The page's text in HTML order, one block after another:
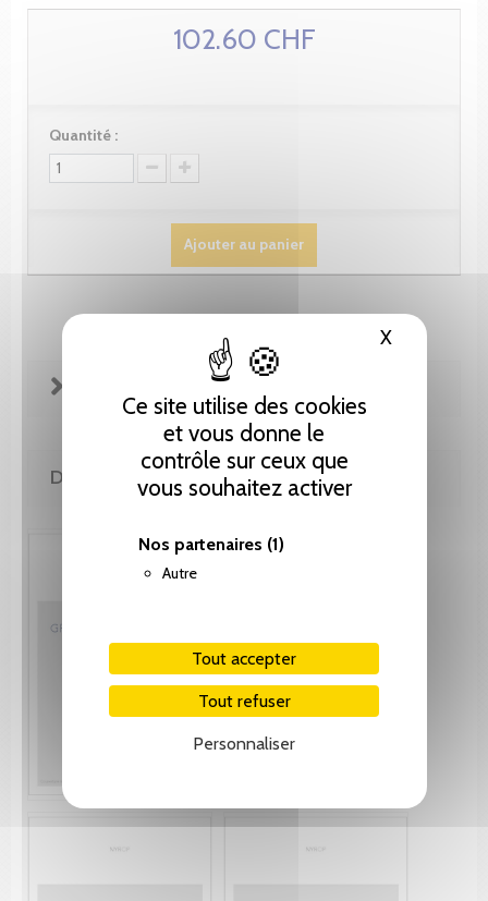
Ce site utilise des cookies
et vous donne le
contrôle sur ceux que
vous souhaitez activer
Nos partenaires (1)
Autre
Tout accepter
Tout refuser
Personnaliser
XMasquer
102.60 CHF
Quantité :
Ajouter au panier
FICHE TECHNIQUE
DE MÊME AUTEUR(E)